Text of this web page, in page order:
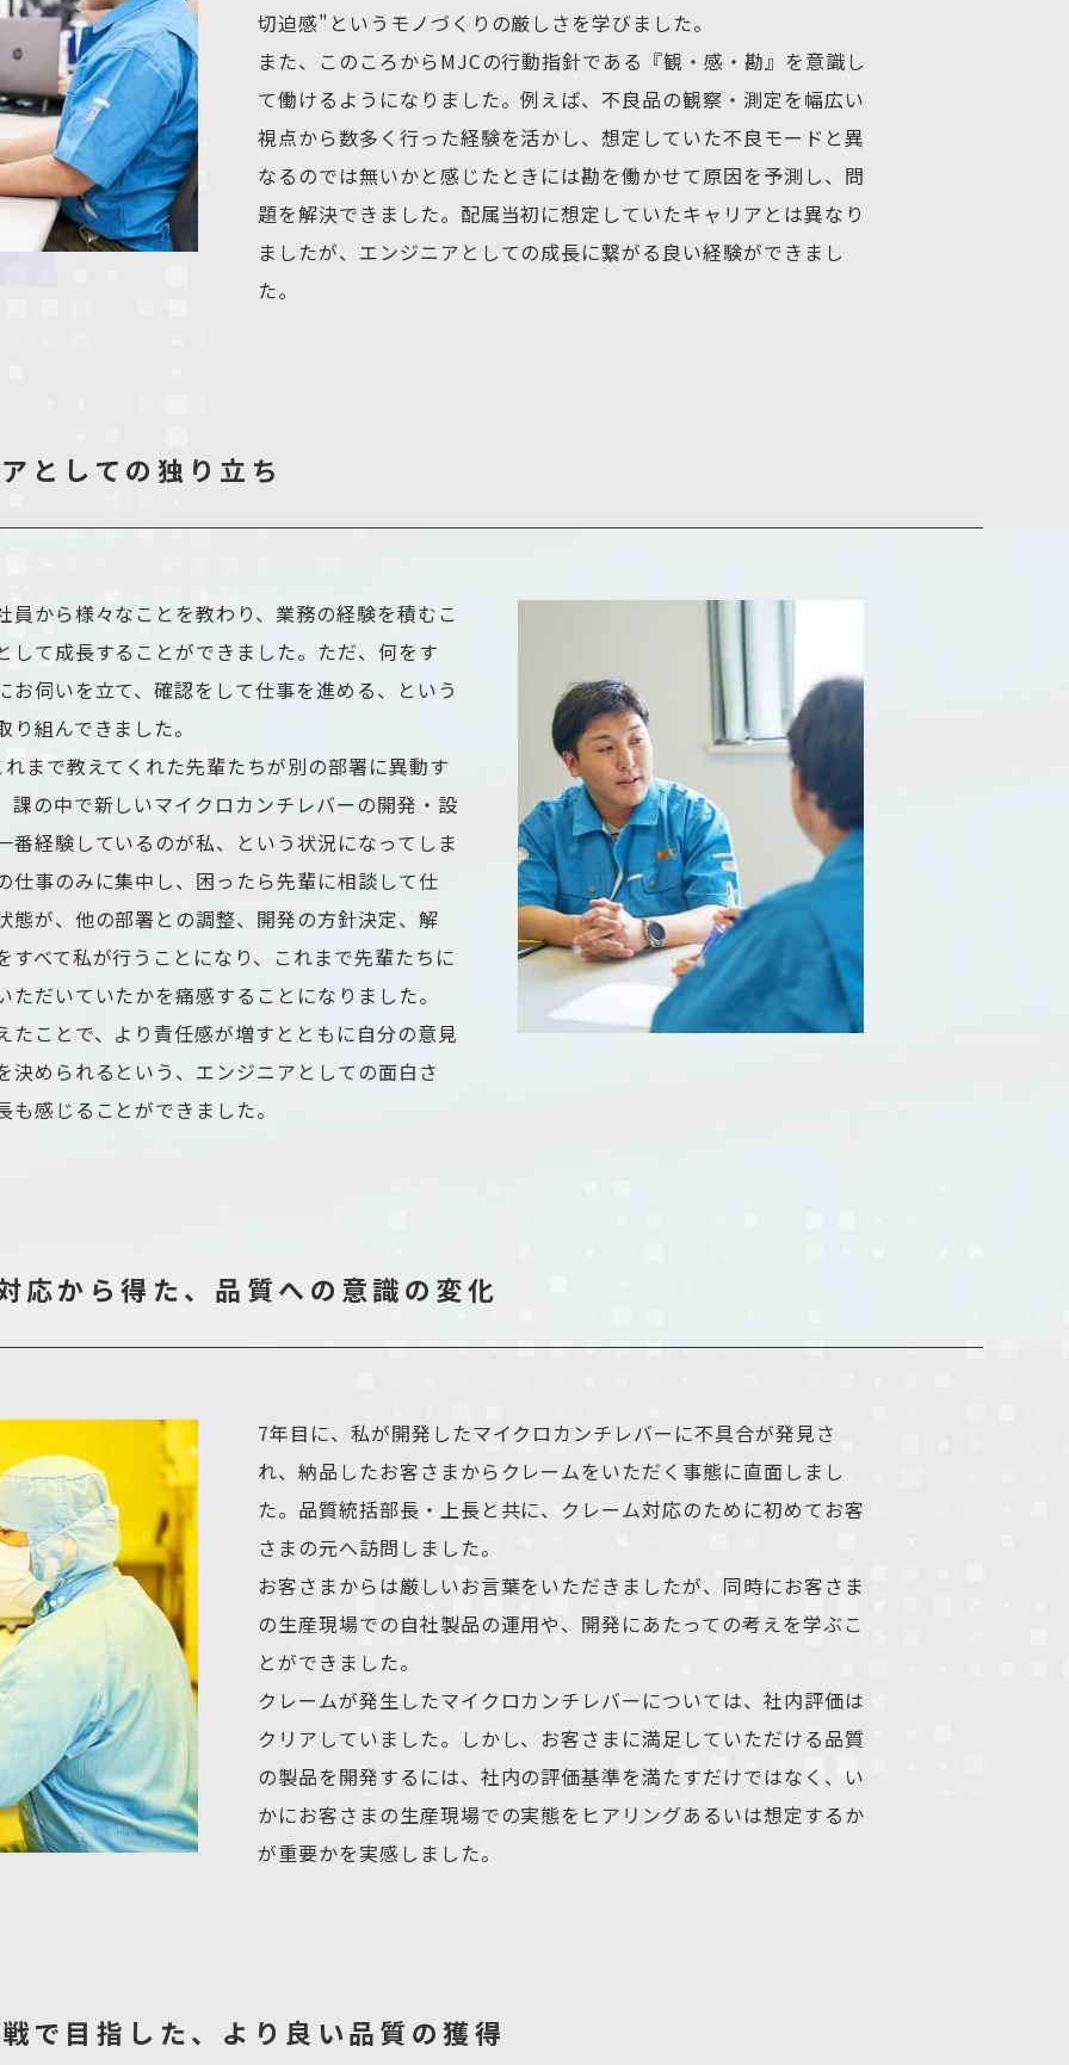
切迫感"というモノづくりの厳しさを学びました。
また、このころからMJCの行動指針である『観・感・勘』を意識し
て働けるようになりました。例えば、不良品の観察・測定を幅広い
視点から数多く行った経験を活かし、想定していた不良モードと異
なるのでは無いかと感じたときには勘を働かせて原因を予測し、問
題を解決できました。配属当初に想定していたキャリアとは異なり
ましたが、エンジニアとしての成長に繋がる良い経験ができまし
た。
としての独り立ち
員から様々なことを教わり、業務の経験を積むこ
して成長することができました。ただ、何をす
お伺いを立て、確認をして仕事を進める、という
組んできました。
まで教えてくれた先輩たちが別の部署に異動す
課の中で新しいマイクロカンチレバーの開発・設
番経験しているのが私、という状況になってしま
仕事のみに集中し、困ったら先輩に相談して仕
態が、他の部署との調整、開発の方針決定、解
すべて私が行うことになり、これまで先輩たちに
ただいていたかを痛感することになりました。
たことで、より責任感が増すとともに自分の意見
決められるという、エンジニアとしての面白さ
も感じることができました。
応から得た、 品質への意識の変化
7年目に、私が開発したマイクロカンチレバーに不具合が発見さ
れ、納品したお客さまからクレームをいただく事態に直面しまし
た。品質統括部長・上長と共に、クレーム対応のために初めてお客
さまの元へ訪問しました。
お客さまからは厳しいお言葉をいただきましたが、同時にお客さま
の生産現場での自社製品の運用や、開発にあたっての考えを学ぶこ
とができました。
クレームが発生したマイクロカンチレバーについては、社内評価は
クリアしていました。しかし、お客さまに満足していただける品質
の製品を開発するには、社内の評価基準を満たすだけではなく、い
かにお客さまの生産現場での実態をヒアリングあるいは想定するか
が重要かを実感しました。
で目指した、 より良い品質の獲得